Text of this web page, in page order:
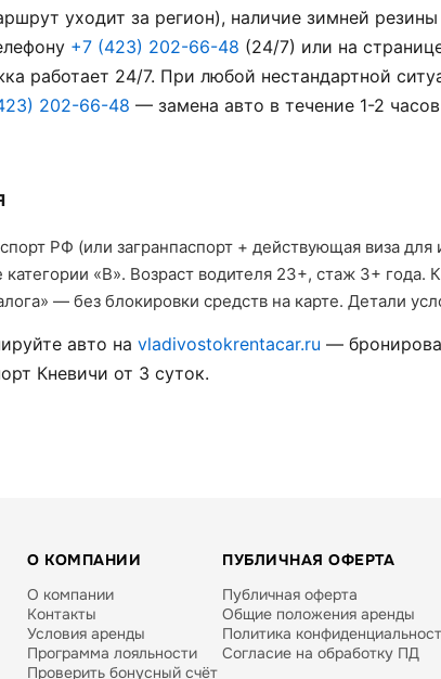
уходит за регион), наличие зимней
+7 (423) 202-66-48 (24/7) или на
работает 24/7. При любой нестандартной
202-66-48 — замена авто в течение 1-2
РФ (или загранпаспорт + действующая виза для
категории «B». Возраст водителя 23+, стаж 3+
— без блокировки средств на карте. Детали
авто на vladivostokrentacar.ru —
Кневичи от 3 суток.
О КОМПАНИИ
О компании
Контакты
Условия аренды
Программа лояльности
Проверить бонусный счёт
ПУБЛИЧНАЯ ОФЕРТА
Публичная оферта
Общие положения аренды
Политика
Согласие на обработку ПД